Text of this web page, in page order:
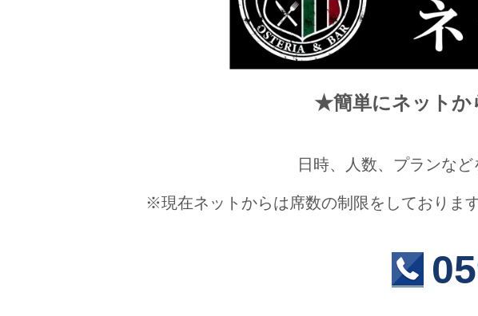
★簡単にネット
日時、人数、プランな
※現在ネットからは席数の制限をしておりま